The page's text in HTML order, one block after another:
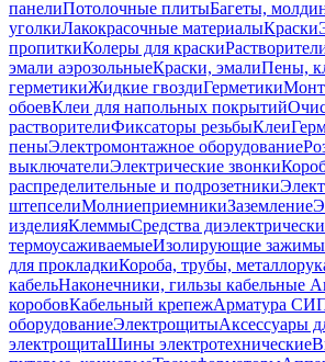
панелиПотолочные плитыБагеты,
уголкиЛакокрасочные материалыКраски
пропиткиКолеры для краски
эмали аэрозольныеКраски, эмалиПены,
герметикиЖидкие гвоздиГерметики
обоевКлеи для напольных покрытий
растворителиФиксаторы резьбыКлеи
пеныЭлектромонтажное оборудование
выключателиЭлектрические звонки
распределительные и подрозетники
штепселиМолниеприемникиЗаземление
изделияКлеммыСредства
термоусаживаемыеИзолирующие зажимы
для прокладкиКороба, трубы,
кабельНаконечники, гильзы кабельные
коробовКабельный крепежАрматура
оборудованиеЭлектрощитыАксессуары
электрощитаШины электротехнические